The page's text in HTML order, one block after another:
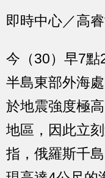
即時中心／高
今（30）早7點
半島東部外海
於地震強度極
地區，因此立
指，俄羅斯千